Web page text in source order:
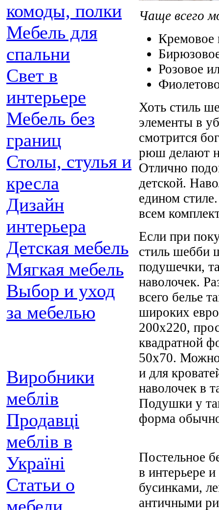
комоды, полки
Мебель для
спальни
Свет в
интерьере
Мебель без
границ
Столы, стулья и
кресла
Дизайн
интерьера
Детская мебель
Мягкая мебель
Выбор и уход
за мебелью
Виробники
меблів
Продавці
меблів в
Україні
Статьи о
Чаще всего
Кремовое
Розовое
Хоть стиль
элементы в
смотрится
рюш делают
Отлично
детской.
едином
всем
Если при
стиль шебби
подушечки,
наволочек.
всего белье
широких
200х220,
квадратной
50х70. Можно
и для
наволочек в
Подушки у
форма
Постельное
в интерьере
бусинками,
античными